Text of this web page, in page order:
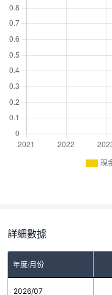
現
詳細數據
年度/月份
2026/07